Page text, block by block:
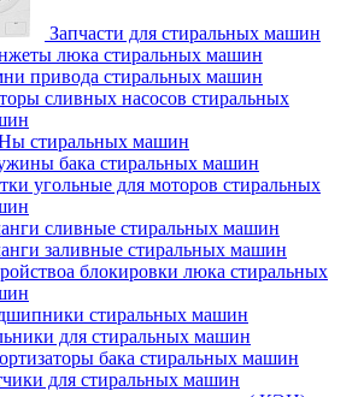
Запчасти для стиральных машин
люка стиральных машин
привода стиральных машин
сливных насосов стиральных
стиральных машин
бака стиральных машин
угольные для моторов стиральных
сливные стиральных машин
заливные стиральных машин
блокировки люка стиральных
стиральных машин
для стиральных машин
бака стиральных машин
для стиральных машин